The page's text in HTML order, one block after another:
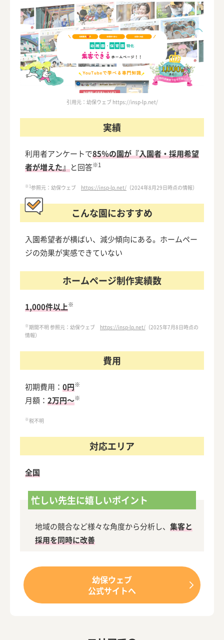
の特徴は？
【保育園・幼稚園向け】KIDS TEAMのホームページ制作の特
徴は？
【保育園・幼稚園向け】KOP（ケーオーピー）のホームペー
ジ制作の特徴は？
【保育園・幼稚園向け】こどーもーしょんのホームページ制
は？
【保育園・幼稚園向け】サンロフトのホームページ制作の特
徴は？
【保育園・幼稚園向け】ソフトテックスのホームページ制作
の特徴は？
【保育園・幼稚園向け】たぴデザイン事務所のホームページ
制作の特徴は？
ージ制作の特徴は？
制作の特徴は？
【保育園・幼稚園向け】「つたえる」のホームページ制作の
特徴は？
【保育園・幼稚園向け】Tegami-テガミ-のホームページ制作
【保育園・幼稚園向け】データサービスセンターのホームペ
ージ制作の特徴は？
徴は？
【保育園・幼稚園向け】ばりよかのホームページ制作の特徴
は？
【保育園・幼稚園向け】ハルデザインのホームページ制作の
【保育園・幼稚園向け】パンダ工房のホームページ制作の特
【保育園・幼稚園向け】ピーシーウェブのホームページ制作
の特徴は？
特徴は？
【保育園・幼稚園向け】フロンティアビジョンスタジオのホ
ームページ制作の特徴は？
引用元：幼保ウェブ https://insp-lp.net/
実績
利用者アンケートで85％の園が『入園者・採用希望
者が増えた』と回答※1
※1参照元：幼保ウェブ https://insp-lp.net/ （2024年8月29日時点の情報）
こんな園におすすめ
入園希望者が横ばい、減少傾向にある。ホームペー
ジの効果が実感できていない
ホームページ制作実績数
1,000件以上※
※期間不明 参照元：幼保ウェブ https://insp-lp.net/ （2025年7月8日時点の
情報）
費用
初期費用： 0円※
月額： 2万円～※
※税不明
対応エリア
全国
忙しい先生に嬉しいポイント
地域の競合など様々な角度から分析し、 集客と
採用を同時に改善
幼保ウェブ
公式サイトへ